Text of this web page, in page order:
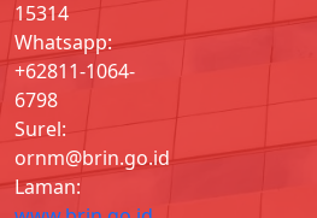
15314
Whatsapp:
+62811-1064-
6798
Surel:
ornm@brin.go.id
Laman: